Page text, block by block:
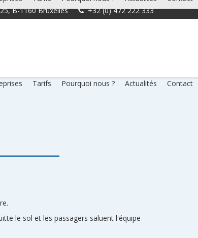
B-1160 Bruxelles +32 (0) 472 222 333
Tarifs Pourquoi nous ? Actualités Contact
le sol et les passagers saluent l'équipe